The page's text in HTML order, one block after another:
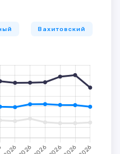
Вахитовский